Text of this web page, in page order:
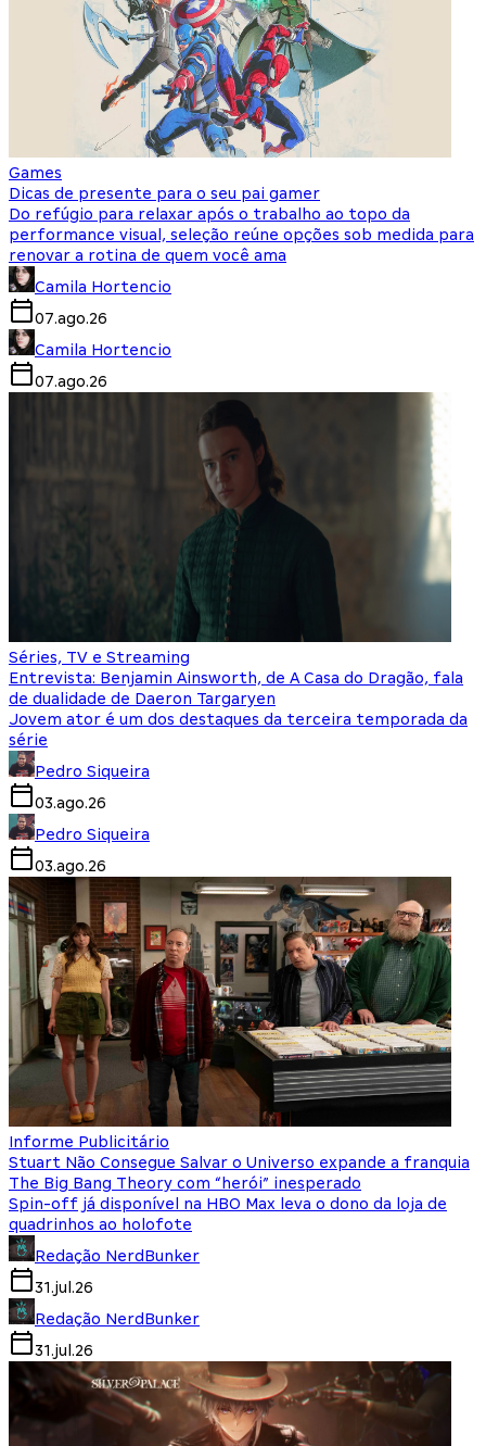
Games
Dicas de presente para o seu pai gamer
Do refúgio para relaxar após o trabalho ao topo da
performance visual, seleção reúne opções sob medida para
renovar a rotina de quem você ama
Camila Hortencio
07.ago.26
Camila Hortencio
07.ago.26
Séries, TV e Streaming
Entrevista: Benjamin Ainsworth, de A Casa do Dragão, fala
de dualidade de Daeron Targaryen
Jovem ator é um dos destaques da terceira temporada da
série
Pedro Siqueira
03.ago.26
Pedro Siqueira
03.ago.26
Informe Publicitário
Stuart Não Consegue Salvar o Universo expande a franquia
The Big Bang Theory com “herói” inesperado
Spin-off já disponível na HBO Max leva o dono da loja de
quadrinhos ao holofote
Redação NerdBunker
31.jul.26
Redação NerdBunker
31.jul.26